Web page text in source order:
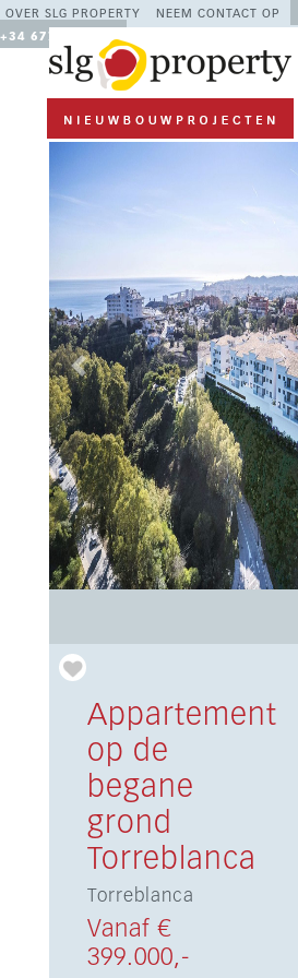
OVER SLG PROPERTY NEEM CONTACT OP
+34 677 670 480
Previous
Appartement
op de
begane
grond
Torreblanca
Torreblanca
Vanaf €
399.000,-